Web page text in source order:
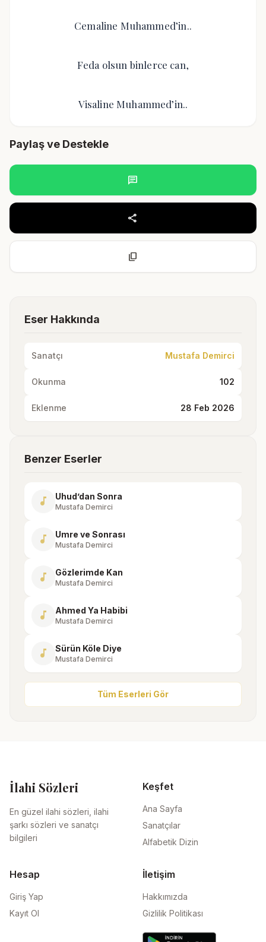
Cemaline Muhammed’in..
Feda olsun binlerce can,
Visaline Muhammed’in..
Paylaş ve Destekle
chat
share
content_copy
Eser Hakkında
Sanatçı Mustafa Demirci
Okunma 102
Eklenme 28 Feb 2026
Benzer Eserler
music_note Uhud’dan Sonra
Mustafa Demirci
music_note Umre ve Sonrası
Mustafa Demirci
music_note Gözlerimde Kan
Mustafa Demirci
music_note Ahmed Ya Habibi
Mustafa Demirci
music_note Sürün Köle Diye
Mustafa Demirci
Tüm Eserleri Gör
İlahi Sözleri
En güzel ilahi sözleri, ilahi
şarkı sözleri ve sanatçı
bilgileri
Keşfet
Ana Sayfa
Sanatçılar
Alfabetik Dizin
Hesap
Giriş Yap
Kayıt Ol
İletişim
Hakkımızda
Gizlilik Politikası